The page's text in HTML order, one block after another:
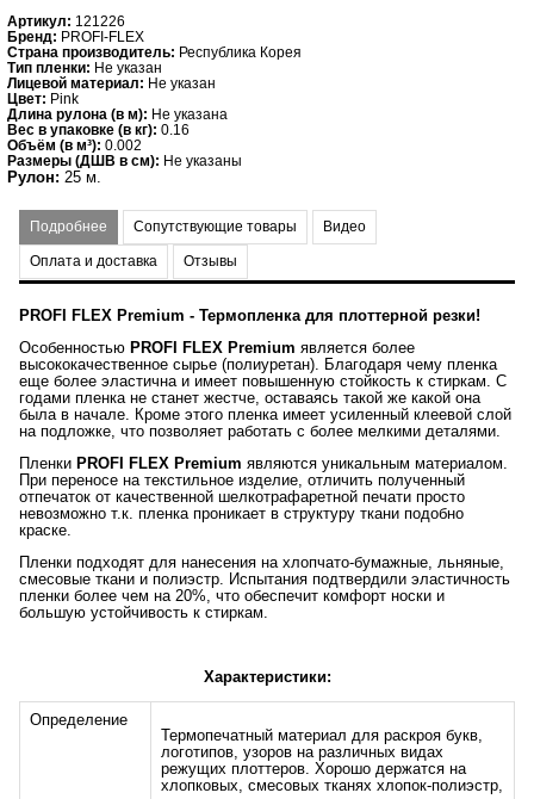
Артикул: 121226
Бренд: PROFI-FLEX
Страна производитель: Республика Корея
Тип пленки: Не указан
Лицевой материал: Не указан
Цвет: Pink
Длина рулона (в м): Не указана
Вес в упаковке (в кг): 0.16
Объём (в м³): 0.002
Размеры (ДШВ в см): Не указаны
Рулон: 25 м.
Подробнее Сопутствующие товары Видео
Оплата и доставка Отзывы
PROFI FLEX Premium - Термопленка для плоттерной резки!
Особенностью PROFI FLEX Premium является более
высококачественное сырье (полиуретан). Благодаря чему пленка
еще более эластична и имеет повышенную стойкость к стиркам. С
годами пленка не станет жестче, оставаясь такой же какой она
была в начале. Кроме этого пленка имеет усиленный клеевой слой
на подложке, что позволяет работать с более мелкими деталями.
Пленки PROFI FLEX Premium являются уникальным материалом.
При переносе на текстильное изделие, отличить полученный
отпечаток от качественной шелкотрафаретной печати просто
невозможно т.к. пленка проникает в структуру ткани подобно
краске.
Пленки подходят для нанесения на хлопчато-бумажные, льняные,
смесовые ткани и полиэстр. Испытания подтвердили эластичность
пленки более чем на 20%, что обеспечит комфорт носки и
большую устойчивость к стиркам.
Характеристики:
Определение
Термопечатный материал для раскроя букв,
логотипов, узоров на различных видах
режущих плоттеров. Хорошо держатся на
хлопковых, смесовых тканях хлопок-полиэстр,